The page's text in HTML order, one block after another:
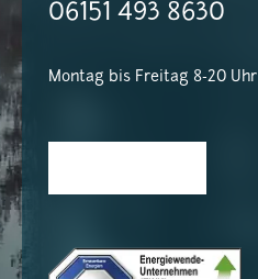
06151 493 8630
Montag bis Freitag 8-20 Uhr